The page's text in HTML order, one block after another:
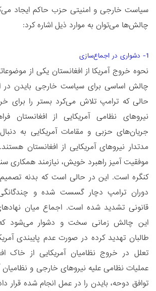
سیاست خارجی و امنیتی حزب حاکم ایجاد
چالش‌ها می‌توان به موارد ذیل اشاره کرد:
1- دشواری در اجماع­‌سازی
نحوه خروج آمریکا از افغانستان یکی از
چالش اساسی برای سیاست خارجی بایدن در
حالی که ترامپ تلاش می‌کرد بستر را برای
نیروهای نظامی آمریکایی از افغانستان
جریان‌های حزبی و مقامات آمریکایی به
مدت­دار نیروهای آمریکایی از افغانستان
موفقیت آمیز راهبرد خویش، نیازمند همکاری
کنگره است. این در حالی است که بدنه تصمیم
دوران ترامپ دچار گسست شده و
قانونی تشدید شده است. اجماع میان
این چالش زمانی سخت و دشوار می‌شود
طالبان تهدید کرده در صورت عدم پایبندی
تعلل در خروج نظامیان آمریکایی از خاک
عملیات نظامی علیه نیروهای خارجی و نظامیان
توافق دوحه، بایدن را در عمل انجام شده